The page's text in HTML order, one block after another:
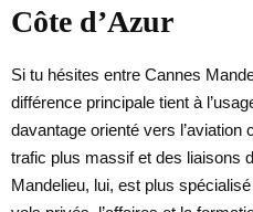
Côte d’Azur
Si tu hésites entre Cannes
différence principale tient à
davantage orienté vers
trafic plus massif et des liaisons
Mandelieu, lui, est plus